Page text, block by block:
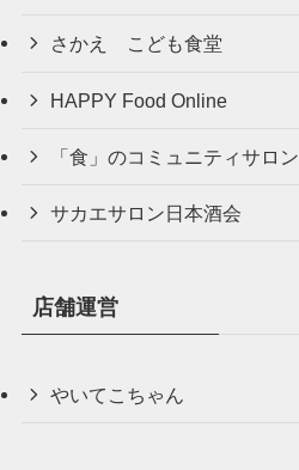
さかえ こども食堂
HAPPY Food Online
「食」のコミュニティサロン
サカエサロン日本酒会
店舗運営
やいてこちゃん